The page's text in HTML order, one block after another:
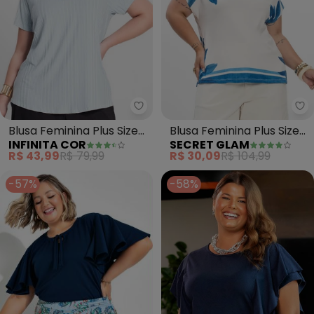
Infinita Cor - Blusa Feminina
Blusa Feminina Plus Size
(Azul)
INFINITA COR
R$ 43,99R$ 79,99
Blusa Feminina Plus Size
(Azul)
SECRET GLAM
R$ 30,09R$ 104,99
-57%
-58%